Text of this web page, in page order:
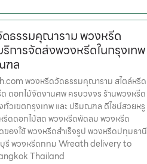
ธรรมคุณาราม พวงหรีด
การจัดส่งพวงหรีดในกรุงเทพ
ฑล
พวงหรีดวัดธรรมคุณาราม สไตล์หรีด
ดอกไม้จัดงานศพ ครบวงจร ร้านพวงหรีด
ทั่วเขตกรุงเทพ และ ปริมณฑล ดีไซน์สวยหรู
รีดดอกไม้สด พวงหรีดพัดลม พวงหรีด
ของใช้ พวงหรีดสำเร็จรูป พวงหรีดปทุมธานี
รี พวงหรีดกทม Wreath delivery to
Thailand